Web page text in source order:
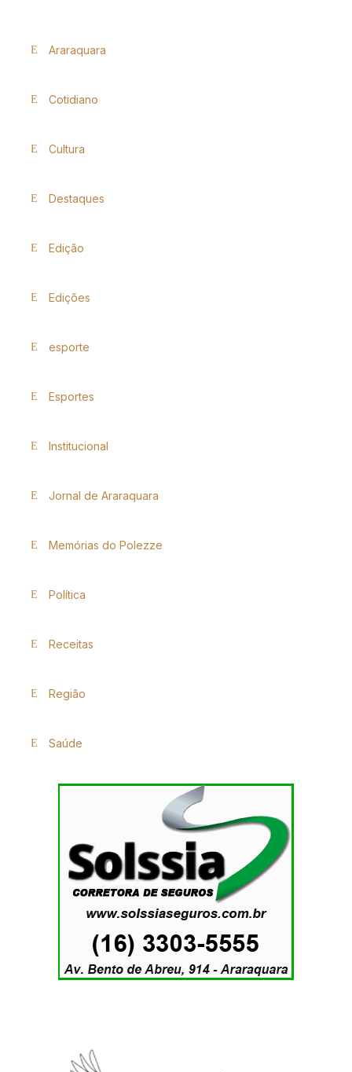
Araraquara
Cotidiano
Cultura
Destaques
Edição
Edições
esporte
Esportes
Institucional
Jornal de Araraquara
Memórias do Polezze
Política
Receitas
Região
Saúde